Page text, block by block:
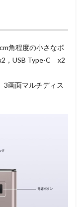
角程度の小さなボ
，USB Type-C x2
3画面マルチディス